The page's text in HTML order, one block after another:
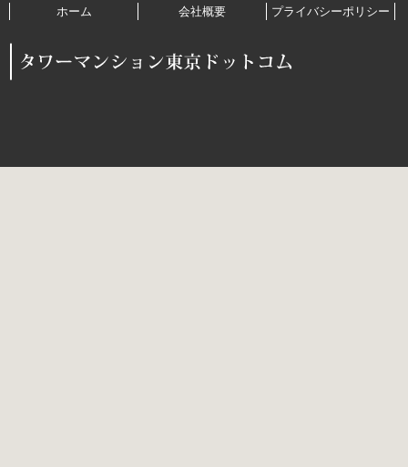
ホーム 会社概要 プライバシーポリシー